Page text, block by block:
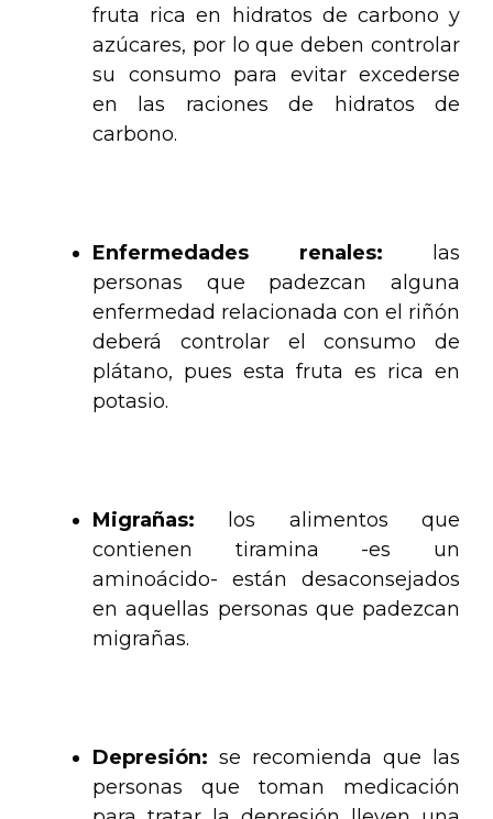
fruta rica en hidratos de carbono y
azúcares, por lo que deben controlar
su consumo para evitar excederse
en las raciones de hidratos de
carbono.
Enfermedades renales: las
personas que padezcan alguna
enfermedad relacionada con el riñón
deberá controlar el consumo de
plátano, pues esta fruta es rica en
potasio.
Migrañas: los alimentos que
contienen tiramina -es un
aminoácido- están desaconsejados
en aquellas personas que padezcan
migrañas.
Depresión: se recomienda que las
personas que toman medicación